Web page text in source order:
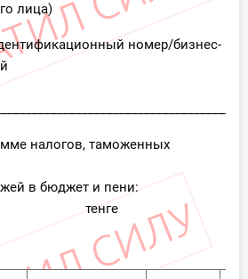
лица)
номер/бизнес-
налогов, таможенных
в бюджет и пени: